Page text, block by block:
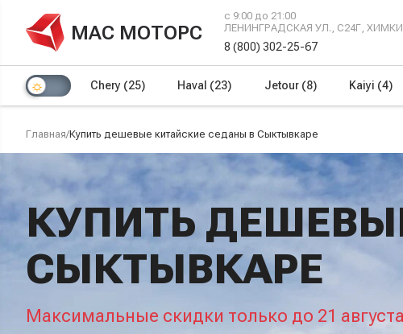
МАС МОТОРС
с 9:00 до 21:00
ЛЕНИНГРАДСКАЯ УЛ., С24Г,
8 (800) 302-25-67
Chery (25) Haval (23) Jetour (8) Kaiyi (4)
Главная/Купить дешевые китайские седаны в Сыктывкаре
КУПИТЬ
СЫКТЫВКАРЕ
Максимальные скидки только до 21 августа